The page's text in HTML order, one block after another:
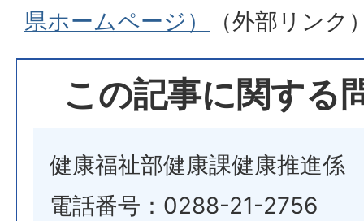
県ホームページ）
（外部リンク
この記事に関する
健康福祉部健康課健康推進係
電話番号：0288-21-2756